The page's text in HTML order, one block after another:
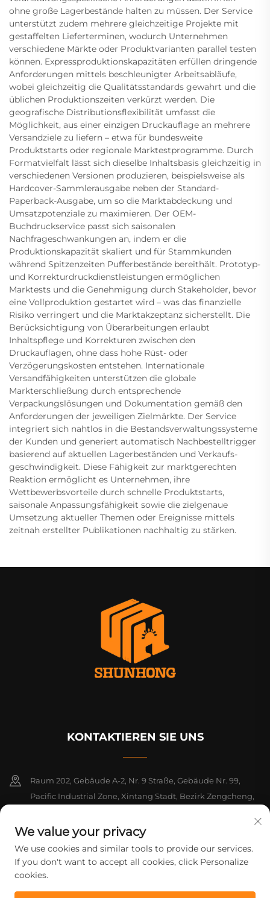
ohne große Lagerbestände halten zu müssen. Der Service
unterstützt zudem mehrere gleichzeitige Projekte mit
gestaffelten Lieferterminen, wodurch Unternehmen
verschiedene Märkte oder Produktvarianten parallel testen
können. Expressproduktionskapazitäten erfüllen dringende
Anforderungen mittels beschleunigter Arbeitsabläufe,
wobei gleichzeitig die Qualitätsstandards gewahrt und die
üblichen Produktionszeiten verkürzt werden. Die
geografische Distributionsflexibilität umfasst die
Möglichkeit, aus einer einzigen Druckauflage an mehrere
Versandziele zu liefern – etwa für bundesweite
Produktstarts oder regionale Marktestprogramme. Durch
Formatvielfalt lässt sich dieselbe Inhaltsbasis gleichzeitig in
verschiedenen Versionen produzieren, beispielsweise als
Hardcover-Sammlerausgabe neben der Standard-
Paperback-Ausgabe, um so die Marktabdeckung und
Umsatzpotenziale zu maximieren. Der OEM-
Buchdruckservice passt sich saisonalen
Nachfrageschwankungen an, indem er die
Produktionskapazität skaliert und für Stammkunden
während Spitzenzeiten Pufferbestände bereithält. Prototyp-
und Korrekturdruckdienstleistungen ermöglichen
Marktests und die Genehmigung durch Stakeholder, bevor
eine Vollproduktion gestartet wird – was das finanzielle
Risiko verringert und die Marktakzeptanz sicherstellt. Die
Berücksichtigung von Überarbeitungen erlaubt
Inhaltspflege und Korrekturen zwischen den
Druckauflagen, ohne dass hohe Rüst- oder
Verzögerungskosten entstehen. Internationale
Versandfähigkeiten unterstützen die globale
Markterschließung durch entsprechende
Verpackungslösungen und Dokumentation gemäß den
Anforderungen der jeweiligen Zielmärkte. Der Service
integriert sich nahtlos in die Bestandsverwaltungssysteme
der Kunden und generiert automatisch Nachbestelltrigger
basierend auf aktuellen Lagerbeständen und Verkaufs­
geschwindigkeit. Diese Fähigkeit zur marktgerechten
Reaktion ermöglicht es Unternehmen, ihre
Wettbewerbsvorteile durch schnelle Produktstarts,
saisonale Anpassungsfähigkeit sowie die zielgenaue
Umsetzung aktueller Themen oder Ereignisse mittels
zeitnah erstellter Publikationen nachhaltig zu stärken.
KONTAKTIEREN SIE UNS
Raum 202, Gebäude A-2, Nr. 9 Straße, Gebäude Nr. 99,
Pacific Industrial Zone, Xintang Stadt, Bezirk Zengcheng,
+86-18925142858
[email protected]
We value your privacy
We use cookies and similar tools to provide our services.
If you don't want to accept all cookies, click Personalize
cookies.